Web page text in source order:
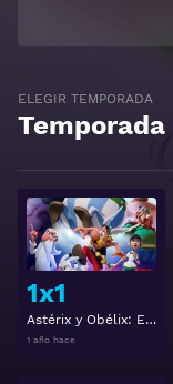
ELEGIR TEMPORADA
Temporada
1x1
Astérix y Obélix: El combate de los jefes Temporada 1 Capitulo 1
1 año hace